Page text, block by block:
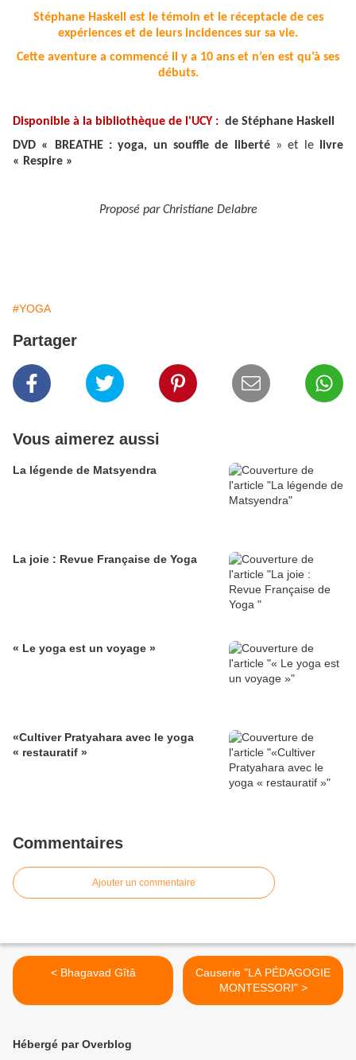
Stéphane Haskell est le témoin et le réceptacle de ces
expériences et de leurs incidences sur sa vie.
Cette aventure a commencé il y a 10 ans et n’en est qu’à ses
débuts.
Disponible à la bibliothèque de l'UCY : de Stéphane Haskell
DVD « BREATHE : yoga, un souffle de liberté» et le livre
« Respire »
Proposé par Christiane Delabre
#YOGA
Partager
Vous aimerez aussi
La légende de Matsyendra
La joie : Revue Française de Yoga
« Le yoga est un voyage »
«Cultiver Pratyahara avec le yoga
« restauratif »
Commentaires
Ajouter un commentaire
< Bhagavad Gîtâ
Causerie "LA PÉDAGOGIE
MONTESSORI" >
Hébergé par Overblog